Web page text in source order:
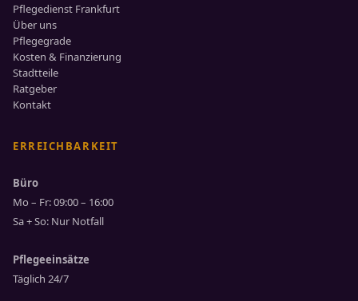
Pflegedienst Frankfurt
Über uns
Pflegegrade
Kosten & Finanzierung
Stadtteile
Ratgeber
Kontakt
ERREICHBARKEIT
Büro
Mo – Fr: 09:00 – 16:00
Sa + So: Nur Notfall
Pflegeeinsätze
Täglich 24/7